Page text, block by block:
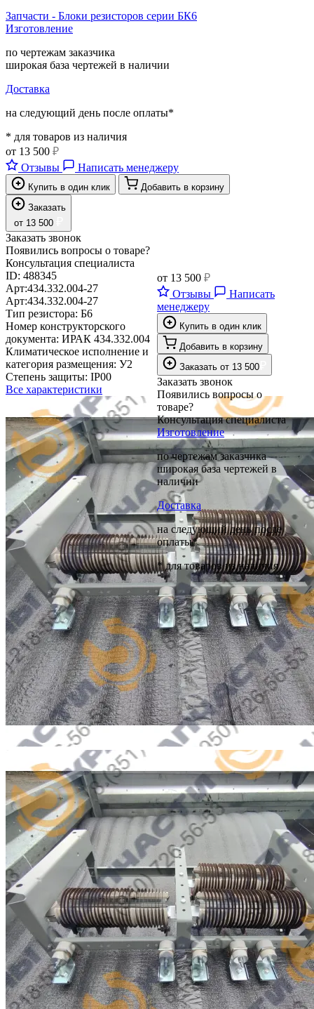
Запчасти - Блоки резисторов серии БК6
Изготовление
по чертежам заказчика
широкая база чертежей в наличии
Доставка
на следующий день после оплаты*
* для товаров из наличия
от 13 500 ₽
Отзывы
Написать менеджеру
Купить в один клик
Добавить в корзину
Заказать
от 13 500
Заказать звонок
Появились вопросы о товаре?
Консультация специалиста
ID: 488345
Арт:434.332.004-27
Арт:434.332.004-27
Тип резистора: Б6
Номер конструкторского
документа: ИРАК 434.332.004
Климатическое исполнение и
категория размещения: У2
Степень защиты: IP00
Все характеристики
от 13 500 ₽
Отзывы
Написать
менеджеру
Купить в один клик
Добавить в корзину
Заказать от 13 500
Заказать звонок
Появились вопросы о
товаре?
Консультация специалиста
Изготовление
по чертежам заказчика
широкая база чертежей в
наличии
Доставка
на следующий день после
оплаты*
* для товаров из наличия